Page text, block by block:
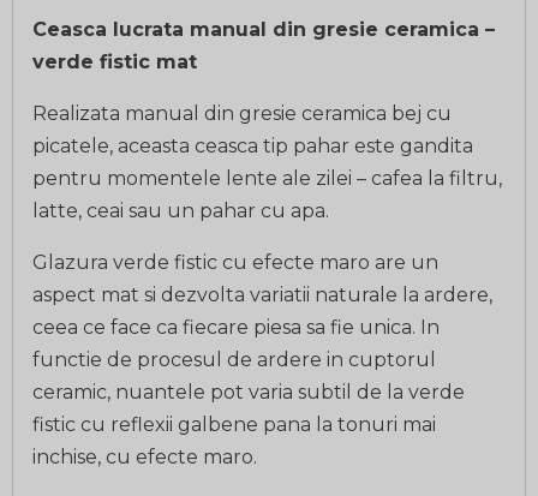
Ceasca lucrata manual din gresie ceramica –
verde fistic mat
Realizata manual din gresie ceramica bej cu
picatele, aceasta ceasca tip pahar este gandita
pentru momentele lente ale zilei – cafea la filtru,
latte, ceai sau un pahar cu apa.
Glazura verde fistic cu efecte maro are un
aspect mat si dezvolta variatii naturale la ardere,
ceea ce face ca fiecare piesa sa fie unica. In
functie de procesul de ardere in cuptorul
ceramic, nuantele pot varia subtil de la verde
fistic cu reflexii galbene pana la tonuri mai
inchise, cu efecte maro.